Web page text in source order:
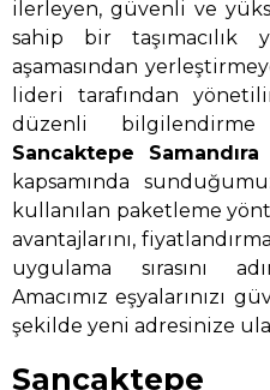
ilerleyen, güvenli ve
sahip bir taşımacılık
aşamasından
lideri tarafından
düzenli
Sancaktepe
kapsamında
kullanılan paketleme
avantajlarını,
uygulama sırasını
Amacımız eşyalarınızı
şekilde yeni adresinize